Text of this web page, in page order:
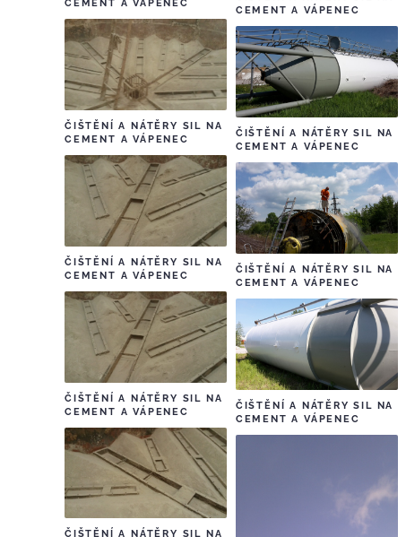
CEMENT A VÁPENEC
CEMENT A VÁPENEC
ČIŠTĚNÍ A NÁTĚRY SIL NA
CEMENT A VÁPENEC
ČIŠTĚNÍ A NÁTĚRY SIL NA
CEMENT A VÁPENEC
ČIŠTĚNÍ A NÁTĚRY SIL NA
CEMENT A VÁPENEC
ČIŠTĚNÍ A NÁTĚRY SIL NA
CEMENT A VÁPENEC
ČIŠTĚNÍ A NÁTĚRY SIL NA
CEMENT A VÁPENEC
ČIŠTĚNÍ A NÁTĚRY SIL NA
CEMENT A VÁPENEC
ČIŠTĚNÍ A NÁTĚRY SIL NA